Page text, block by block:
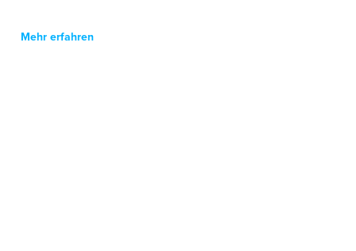
Mehr erfahren